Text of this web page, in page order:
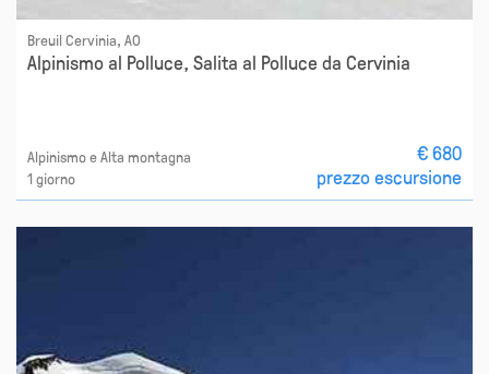
Breuil Cervinia, AO
Alpinismo al Polluce, Salita al Polluce da Cervinia
Alpinismo e Alta montagna
1 giorno
€ 680
prezzo escursione